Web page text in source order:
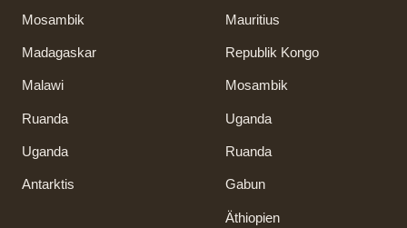
Mosambik
Madagaskar
Malawi
Ruanda
Uganda
Antarktis
Mauritius
Republik Kongo
Mosambik
Uganda
Ruanda
Gabun
Äthiopien